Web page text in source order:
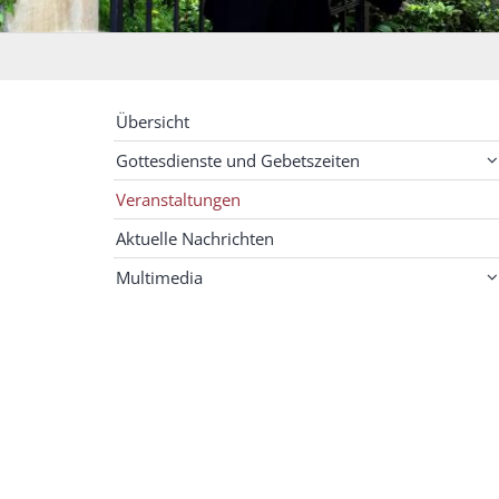
Übersicht
Gottesdienste und Gebetszeiten
Veranstaltungen
Aktuelle Nachrichten
Multimedia